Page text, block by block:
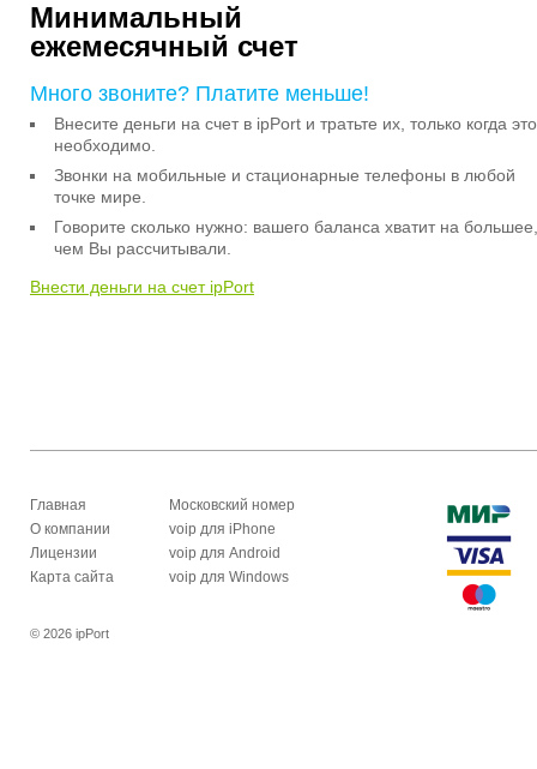
Минимальный
ежемесячный счет
Много звоните? Платите меньше!
Внесите деньги на счет в ipPort и тратьте их, только когда это
необходимо.
Звонки на мобильные и стационарные телефоны в любой
точке мире.
Говорите сколько нужно: вашего баланса хватит на большее,
чем Вы рассчитывали.
Внести деньги на счет ipPort
Главная
О компании
Лицензии
Карта сайта
Московский номер
voip для iPhone
voip для Android
voip для Windows
© 2026 ipPort